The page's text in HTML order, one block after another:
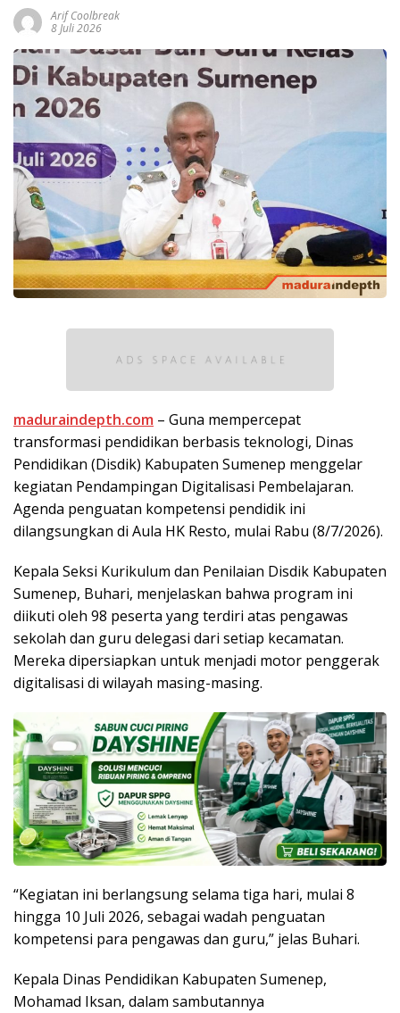
Arif Coolbreak
8 Juli 2026
maduraindepth.com – Guna mempercepat
transformasi pendidikan berbasis teknologi, Dinas
Pendidikan (Disdik) Kabupaten Sumenep menggelar
kegiatan Pendampingan Digitalisasi Pembelajaran.
Agenda penguatan kompetensi pendidik ini
dilangsungkan di Aula HK Resto, mulai Rabu (8/7/2026).
Kepala Seksi Kurikulum dan Penilaian Disdik Kabupaten
Sumenep, Buhari, menjelaskan bahwa program ini
diikuti oleh 98 peserta yang terdiri atas pengawas
sekolah dan guru delegasi dari setiap kecamatan.
Mereka dipersiapkan untuk menjadi motor penggerak
digitalisasi di wilayah masing-masing.
“Kegiatan ini berlangsung selama tiga hari, mulai 8
hingga 10 Juli 2026, sebagai wadah penguatan
kompetensi para pengawas dan guru,” jelas Buhari.
Kepala Dinas Pendidikan Kabupaten Sumenep,
Mohamad Iksan, dalam sambutannya